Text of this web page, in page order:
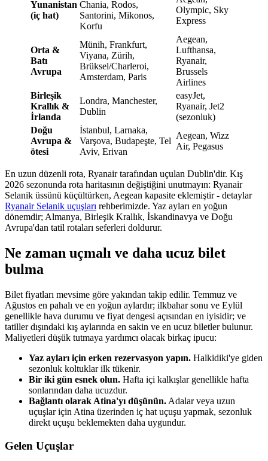
Yunanistan
(iç hat)
Chania, Rodos,
Santorini, Mikonos,
Korfu
Olympic, Sky
Express
Orta &
Batı
Avrupa
Münih, Frankfurt,
Viyana, Zürih,
Brüksel/Charleroi,
Amsterdam, Paris
Aegean,
Lufthansa,
Ryanair,
Brussels
Airlines
Birleşik
Krallık &
İrlanda
Londra, Manchester,
Dublin
easyJet,
Ryanair, Jet2
(sezonluk)
Doğu
Avrupa &
ötesi
İstanbul, Larnaka,
Varşova, Budapeşte, Tel
Aviv, Erivan
Aegean, Wizz
Air, Pegasus
En uzun düzenli rota, Ryanair tarafından uçulan Dublin'dir. Kış
2026 sezonunda rota haritasının değiştiğini unutmayın: Ryanair
Selanik üssünü küçültürken, Aegean kapasite eklemiştir - detaylar
Ryanair Selanik uçuşları rehberimizde. Yaz ayları en yoğun
dönemdir; Almanya, Birleşik Krallık, İskandinavya ve Doğu
Avrupa'dan tatil rotaları seferleri doldurur.
Ne zaman uçmalı ve daha ucuz bilet
bulma
Bilet fiyatları mevsime göre yakından takip edilir. Temmuz ve
Ağustos en pahalı ve en yoğun aylardır; ilkbahar sonu ve Eylül
genellikle hava durumu ve fiyat dengesi açısından en iyisidir; ve
tatiller dışındaki kış aylarında en sakin ve en ucuz biletler bulunur.
Maliyetleri düşük tutmaya yardımcı olacak birkaç ipucu:
Yaz ayları için erken rezervasyon yapın. Halkidiki'ye giden
sezonluk koltuklar ilk tükenir.
Bir iki gün esnek olun. Hafta içi kalkışlar genellikle hafta
sonlarından daha ucuzdur.
Bağlantı olarak Atina'yı düşünün. Adalar veya uzun
uçuşlar için Atina üzerinden iç hat uçuşu yapmak, sezonluk
direkt uçuşu beklemekten daha uygundur.
Gelen Uçuşlar